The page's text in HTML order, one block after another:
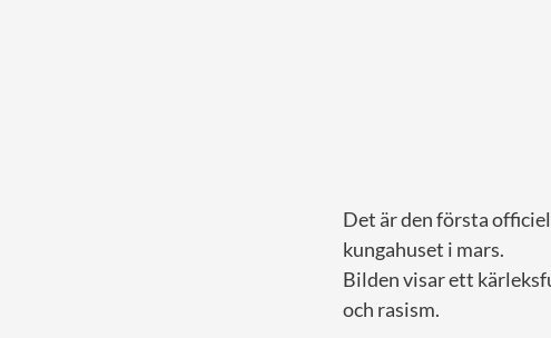
Det är den första
kungahuset i mars.
Bilden visar ett
och rasism.